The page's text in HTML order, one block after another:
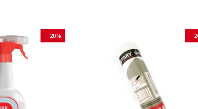
− 20% −